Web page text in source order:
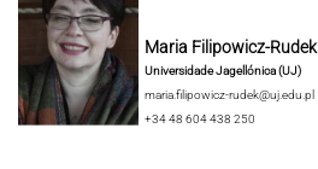
Maria Filipowicz-Rudek
Universidade Jagellónica (UJ)
maria.filipowicz-rudek@uj.edu.pl
+34 48 604 438 250